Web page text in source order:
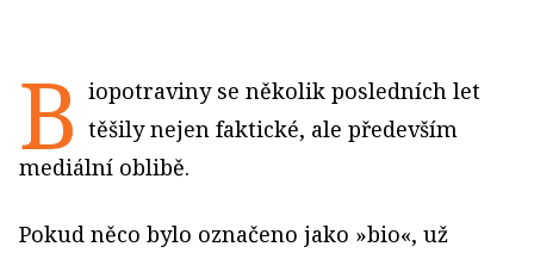
B iopotraviny se několik posledních let
těšily nejen faktické, ale především
mediální oblibě.
Pokud něco bylo označeno jako »bio«, už